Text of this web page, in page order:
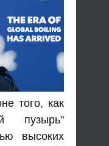
того, как
пузырь"
высоких